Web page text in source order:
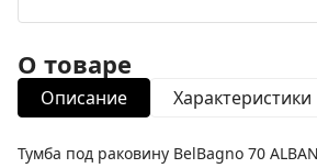
О товаре
Описание Характеристики
Тумба под раковину BelBagno 70